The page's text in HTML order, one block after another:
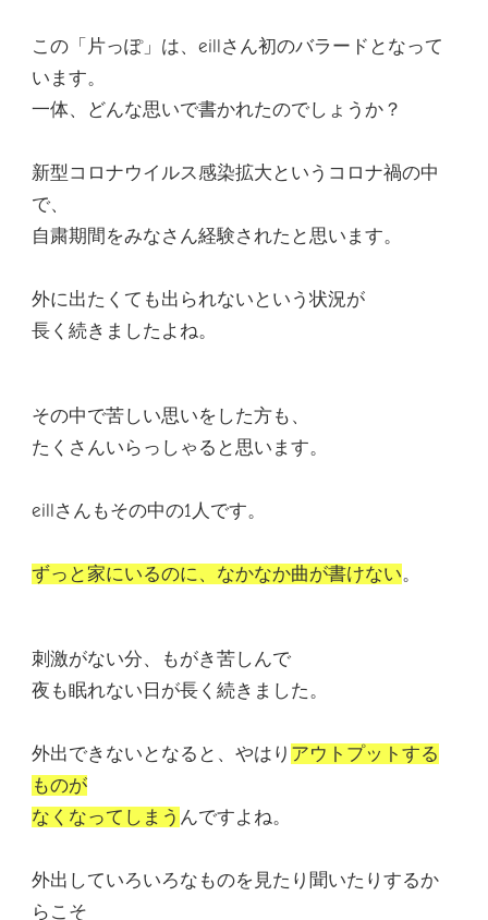
この「片っぽ」は、 eillさん初のバラード となって
います。
一体、どんな思いで書かれたのでしょうか？
新型コロナウイルス感染拡大というコロナ禍の中
で、
自粛期間をみなさん経験されたと思います。
外に出たくても出られないという状況が
長く続きましたよね。
その中で苦しい思いをした方も、
たくさんいらっしゃると思います。
eillさんもその中の1人です。
ずっと家にいるのに、なかなか曲が書けない。
刺激がない分、もがき苦しんで
夜も眠れない日が長く続きました 。
外出できないとなると、やはり アウトプットする
ものが
なくなってしまう んですよね。
外出していろいろなものを見たり聞いたりするか
らこそ